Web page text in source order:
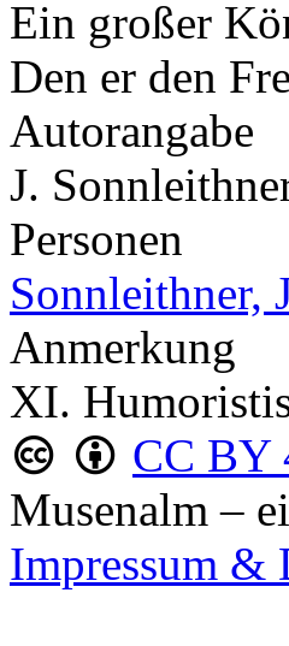
Ein großer
Den er den
Autorangabe
J.
Personen
Sonnleithner,
Anmerkung
XI.
CC BY
Musenalm –
Impressum &